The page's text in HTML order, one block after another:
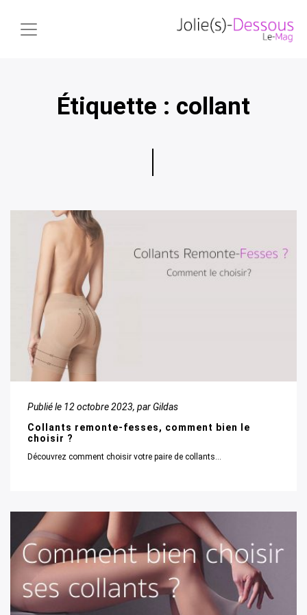
Étiquette : collant
Publié le 12 octobre 2023, par Gildas
Collants remonte-fesses, comment bien le
choisir ?
Découvrez comment choisir votre paire de collants...